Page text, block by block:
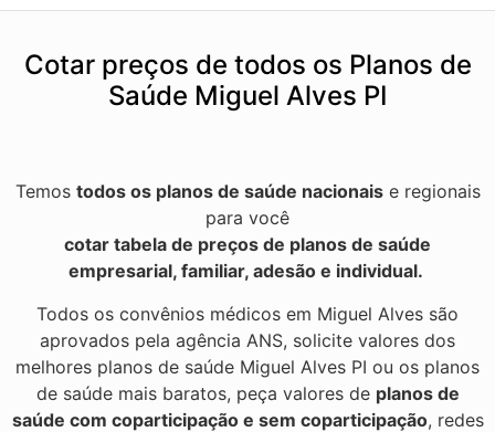
Cotar preços de todos os Planos de
Saúde Miguel Alves PI
Temos todos os planos de saúde nacionaise regionais
para você
cotar tabela de preços de planos de saúde
empresarial, familiar, adesão e individual.
Todos os convênios médicos em Miguel Alves são
aprovados pela agência ANS, solicite valores dos
melhores planos de saúde Miguel Alves PI ou os planos
de saúde mais baratos, peça valores de planos de
saúde com coparticipação e sem coparticipação, redes